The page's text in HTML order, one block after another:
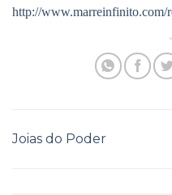
http://www.marreinfinito.com/
Joias do Poder